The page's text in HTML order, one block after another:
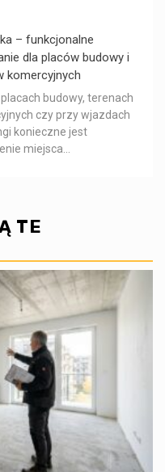
– funkcjonalne
dla placów budowy i
komercyjnych
placach budowy, terenach
czy przy wjazdach
konieczne jest
miejsca...
TE